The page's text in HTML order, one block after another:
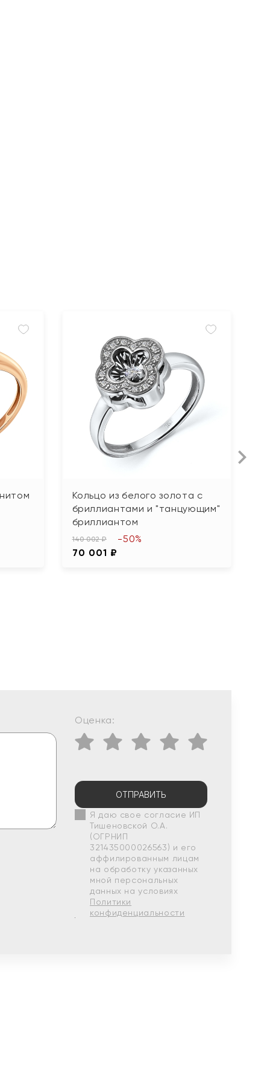
Кольцо из белого золота с
бриллиантами и "танцующим"
бриллиантом
140 002 ₽
70 001 ₽
-50%
Оценка:
ОТПРАВИТЬ
Я даю свое согласие ИП
Тишеновской О.А.
(ОГРНИП
321435000026563) и его
аффилированным лицам
на обработку указанных
мной персональных
данных на условиях
Политики
конфиденциальности